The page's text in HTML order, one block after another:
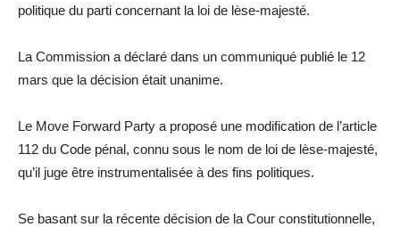
politique du parti concernant la loi de lèse-majesté.
La Commission a déclaré dans un communiqué publié le 12
mars que la décision était unanime.
Le Move Forward Party a proposé une modification de l’article
112 du Code pénal, connu sous le nom de loi de lèse-majesté,
qu’il juge être instrumentalisée à des fins politiques.
Se basant sur la récente décision de la Cour constitutionnelle,